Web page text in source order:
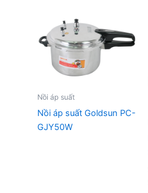
Nồi áp suất
Nồi áp suất Goldsun PC-
GJY50W